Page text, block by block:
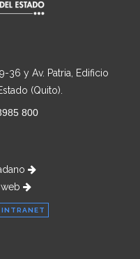
36 y Av. Patria, Edificio
(Quito).
800
INTRANET